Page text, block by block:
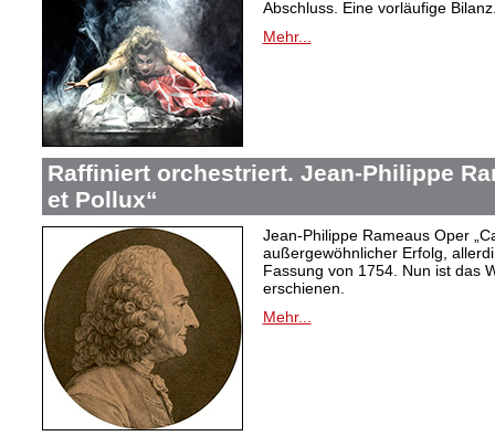
Abschluss. Eine vorläufige
Mehr...
Raffiniert orchestriert. Jean-Philippe
et Pollux“
Jean-Philippe Rameaus Oper
außergewöhnlicher Erfolg,
Fassung von 1754. Nun ist das
erschienen.
Mehr...